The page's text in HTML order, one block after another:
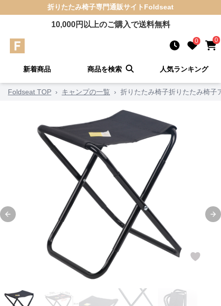
折りたたみ椅子専門通販サイト Foldseat
10,000円以上のご購入で送料無料
0 0
新着商品 商品を検索 人気ランキング
Foldseat TOP › キャンプの一覧 › 折りたたみ椅子折りたたみ椅子
Previous slide